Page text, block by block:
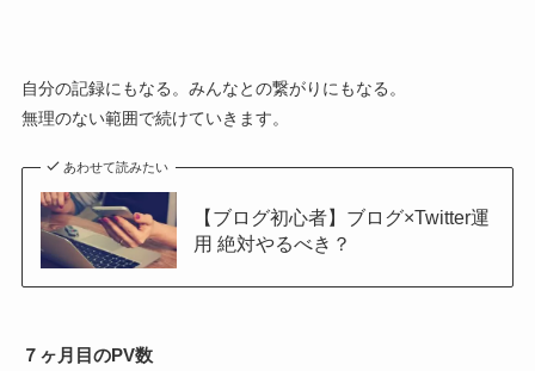
自分の記録にもなる。みんなとの繋がりにもなる。
無理のない範囲で続けていきます。
あわせて読みたい
【ブログ初心者】ブログ×Twitter運
用 絶対やるべき？
７ヶ月目のPV数